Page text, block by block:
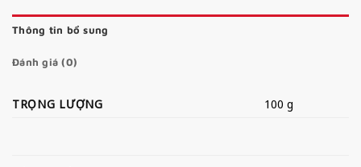
Thông tin bổ sung
Đánh giá (0)
TRỌNG LƯỢNG 100 g